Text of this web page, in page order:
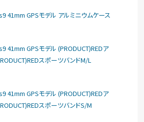
41mm GPSモデル アルミニウムケース
41mm GPSモデル (PRODUCT)REDア
スポーツバンドM/L
41mm GPSモデル (PRODUCT)REDア
スポーツバンドS/M